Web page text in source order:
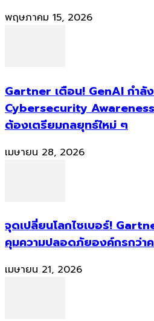
พฤษภาคม 15, 2026
Gartner เตือน! GenAI กำลั
Cybersecurity
ต้องเตรียมกลยุทธ์ใหม่ ๆ
เมษายน 28, 2026
จุดเปลี่ยนโลกไซเบอร์!
คุมความปลอดภัยองค์กรกว่าค
เมษายน 21, 2026